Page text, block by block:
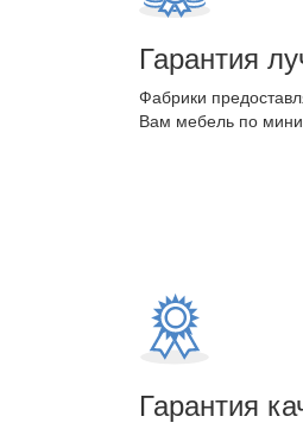
Гарантия
Фабрики
Вам мебель по
Гарантия